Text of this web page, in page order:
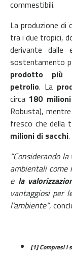
commestibili.
La produzione
tra i due tropici,
derivante dalle
sostentamento
prodotto più
petrolio. La
circa 180 milioni
Robusta),
fresco che della
milioni di sacchi.
“Considerando
ambientali come
e la
vantaggiosi per
l’ambiente”,
[1] Compresi i